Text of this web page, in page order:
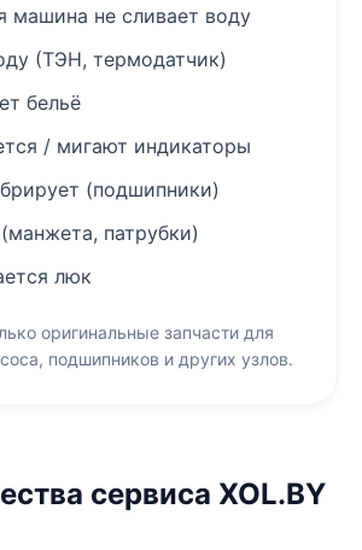
машина не сливает воду
(ТЭН, термодатчик)
бельё
/ мигают индикаторы
(подшипники)
патрубки)
люк
оригинальные запчасти для
подшипников и других узлов.
сервиса XOL.BY